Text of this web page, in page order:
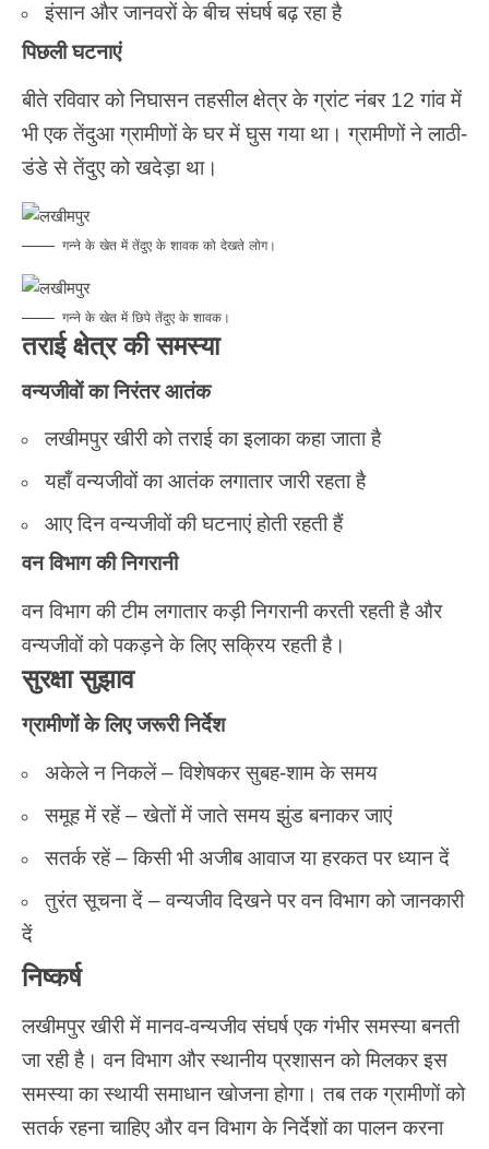
इंसान और जानवरों के बीच संघर्ष बढ़ रहा है
पिछली घटनाएं
बीते रविवार को निघासन तहसील क्षेत्र के ग्रांट नंबर 12 गांव में
भी एक तेंदुआ ग्रामीणों के घर में घुस गया था। ग्रामीणों ने लाठी-
डंडे से तेंदुए को खदेड़ा था।
गन्ने के खेत में तेंदुए के शावक को देखते लोग।
गन्ने के खेत में छिपे तेंदुए के शावक।
तराई क्षेत्र की समस्या
वन्यजीवों का निरंतर आतंक
लखीमपुर खीरी को तराई का इलाका कहा जाता है
यहाँ वन्यजीवों का आतंक लगातार जारी रहता है
आए दिन वन्यजीवों की घटनाएं होती रहती हैं
वन विभाग की निगरानी
वन विभाग की टीम लगातार कड़ी निगरानी करती रहती है और
वन्यजीवों को पकड़ने के लिए सक्रिय रहती है।
सुरक्षा सुझाव
ग्रामीणों के लिए जरूरी निर्देश
अकेले न निकलें – विशेषकर सुबह-शाम के समय
समूह में रहें – खेतों में जाते समय झुंड बनाकर जाएं
सतर्क रहें – किसी भी अजीब आवाज या हरकत पर ध्यान दें
तुरंत सूचना दें – वन्यजीव दिखने पर वन विभाग को जानकारी
दें
निष्कर्ष
लखीमपुर खीरीमें मानव-वन्यजीव संघर्ष एक गंभीर समस्या बनती
जा रही है। वन विभाग और स्थानीय प्रशासन को मिलकर इस
समस्या का स्थायी समाधान खोजना होगा। तब तक ग्रामीणों को
सतर्क रहना चाहिए और वन विभाग के निर्देशों का पालन करना